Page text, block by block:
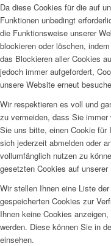
Da diese Cookies für die auf
Funktionen unbedingt
die Funktionsweise unserer
blockieren oder löschen,
das Blockieren aller Cookies
jedoch immer aufgefordert,
unsere Website erneut
Wir respektieren es voll und
zu vermeiden, dass Sie immer
Sie uns bitte, einen Cookie für
sich jederzeit abmelden oder
vollumfänglich nutzen zu
gesetzten Cookies auf unserer
Wir stellen Ihnen eine Liste
gespeicherten Cookies zur
Ihnen keine Cookies
werden. Diese können Sie in
einsehen.